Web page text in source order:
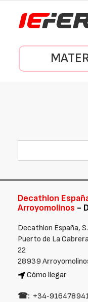
Decathlon
Arroyomolinos -
Decathlon España,
Puerto de La
22
28939
Cómo llegar
☎: